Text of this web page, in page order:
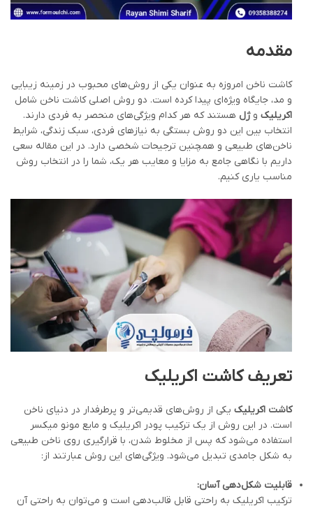
مقدمه
کاشت ناخن امروزه به عنوان یکی از روش‌های محبوب در زمینه زیبایی
و مد، جایگاه ویژه‌ای پیدا کرده است. دو روش اصلی کاشت ناخن شامل
اکریلیک وژل هستند که هر کدام ویژگی‌های منحصر به فردی دارند.
انتخاب بین این دو روش بستگی به نیازهای فردی، سبک زندگی، شرایط
ناخن‌های طبیعی و همچنین ترجیحات شخصی دارد. در این مقاله سعی
داریم با نگاهی جامع به مزایا و معایب هر یک، شما را در انتخاب روش
مناسب یاری کنیم.
تعریف کاشت اکریلیک
کاشت اکریلیک یکی از روش‌های قدیمی‌تر و پرطرفدار در دنیای ناخن
است. در این روش از یک ترکیب پودر اکریلیک و مایع مونو میکسر
استفاده می‌شود که پس از مخلوط شدن، با قرارگیری روی ناخن طبیعی
به شکل جامدی تبدیل می‌شود. ویژگی‌های این روش عبارتند از:
قابلیت شکل‌دهی آسان:
ترکیب اکریلیک به راحتی قابل قالب‌دهی است و می‌توان به راحتی آن